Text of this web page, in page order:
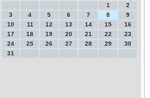
1
2
3
4 5 6 7 8
9
10
11 12 13 14 15
16
17
18 19 20 21 22
23
24
25 26 27 28 29
30
31